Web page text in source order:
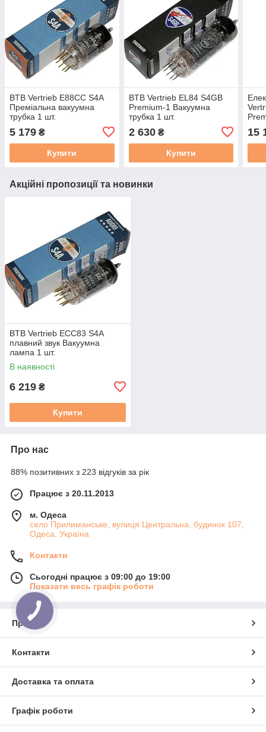
BTB Vertrieb E88CC S4A
Преміальна вакуумна
трубка 1 шт.
5 179 ₴
Купити
BTB Vertrieb EL84 S4GB
Premium-1 Вакуумна
трубка 1 шт.
2 630₴
Купити
15
Акційні пропозиції та новинки
BTB Vertrieb ECC83 S4A
плавний звук Вакуумна
лампа 1 шт.
В наявності
6 219 ₴
Купити
Про нас
88% позитивних з 223 відгуків за рік
Працює з 20.11.2013
м. Одеса
село Прилиманське, вулиця Центральна, будинок 107,
Одеса, Україна
Контакти
Сьогодні працює з 09:00 до 19:00
Показати весь графік роботи
Про нас
Контакти
Доставка та оплата
Графік роботи